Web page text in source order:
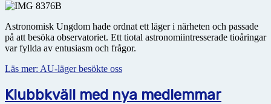
Astronomisk Ungdom hade ordnat ett läger i närheten och passade
på att besöka observatoriet. Ett tiotal astronomiintresserade tioåringar
var fyllda av entusiasm och frågor.
Läs mer: AU-läger besökte oss
Klubbkväll med nya medlemmar